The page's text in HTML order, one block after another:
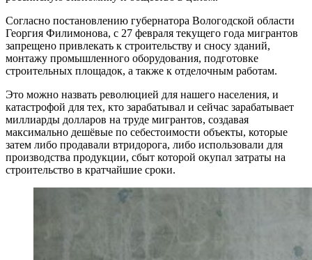
Согласно постановлению губернатора Вологодской области
Георгия Филимонова, с 27 февраля текущего года мигрантов
запрещено привлекать к строительству и сносу зданий,
монтажу промышленного оборудования, подготовке
строительных площадок, а также к отделочным работам.
Это можно назвать революцией для нашего населения, и
катастрофой для тех, кто зарабатывал и сейчас зарабатывает
миллиарды долларов на труде мигрантов, создавая
максимально дешёвые по себестоимости объекты, которые
затем либо продавали втридорога, либо использовали для
производства продукции, сбыт которой окупал затраты на
строительство в кратчайшие сроки.